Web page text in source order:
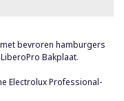
bevroren hamburgers
Bakplaat.
Electrolux Professional-